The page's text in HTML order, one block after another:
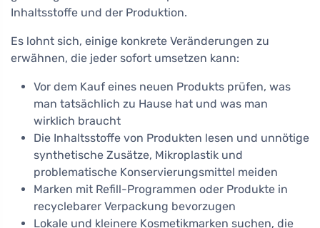
Inhaltsstoffe und der Produktion.
Es lohnt sich, einige konkrete Veränderungen zu
erwähnen, die jeder sofort umsetzen kann:
Vor dem Kauf eines neuen Produkts prüfen, was
man tatsächlich zu Hause hat und was man
wirklich braucht
Die Inhaltsstoffe von Produkten lesen und unnötige
synthetische Zusätze, Mikroplastik und
problematische Konservierungsmittel meiden
Marken mit Refill-Programmen oder Produkte in
recyclebarer Verpackung bevorzugen
Lokale und kleinere Kosmetikmarken suchen, die